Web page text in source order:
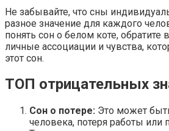
Не забывайте, что сны
разное значение для каждого
понять сон о белом коте, обратите
личные ассоциации и чувства,
этот сон.
ТОП отрицательных
Сон о потере: Это может
человека, потеря работы или